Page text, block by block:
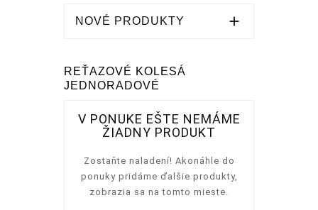
NOVÉ PRODUKTY 
REŤAZOVÉ KOLESÁ
JEDNORADOVÉ
V PONUKE EŠTE NEMÁME
ŽIADNY PRODUKT
Zostaňte naladení! Akonáhle do
ponuky pridáme ďalšie produkty,
zobrazia sa na tomto mieste.